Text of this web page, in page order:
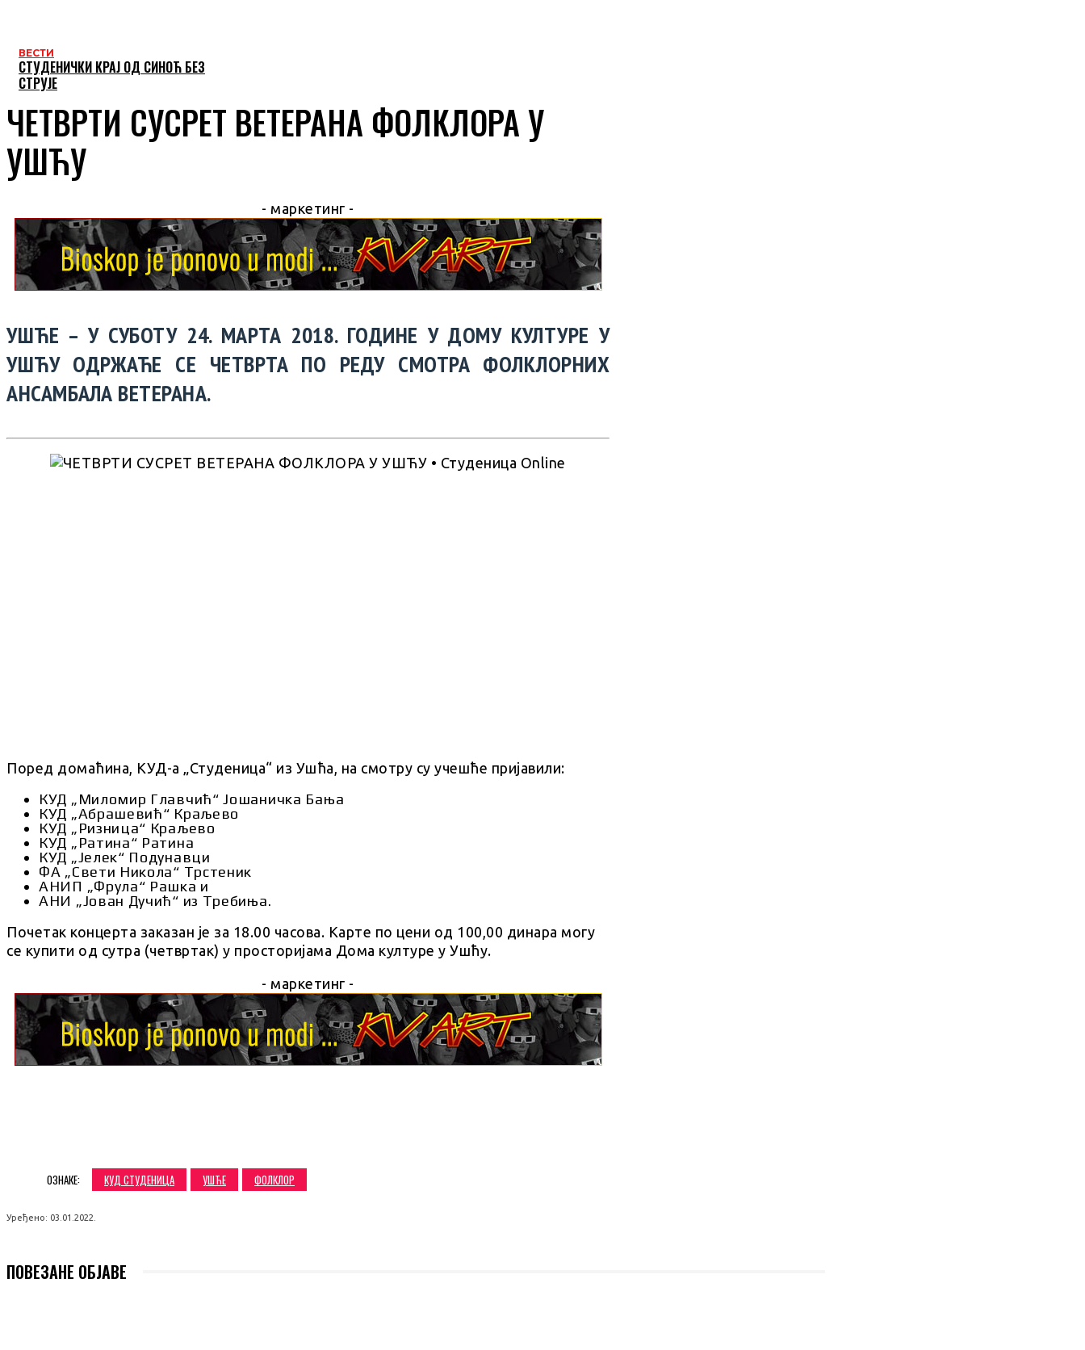
ВЕСТИ
СТУДЕНИЧКИ КРАЈ ОД СИНОЋ БЕЗ
СТРУЈЕ
ЧЕТВРТИ СУСРЕТ ВЕТЕРАНА ФОЛКЛОРА У
УШЋУ
- маркетинг -
УШЋЕ – У СУБОТУ 24. МАРТА 2018. ГОДИНЕ У ДОМУ КУЛТУРЕ У
УШЋУ ОДРЖАЋЕ СЕ ЧЕТВРТА ПО РЕДУ СМОТРА ФОЛКЛОРНИХ
АНСАМБАЛА ВЕТЕРАНА.
Поред домаћина, КУД-а „Студеница“ из Ушћа, на смотру су учешће пријавили:
КУД „Миломир Главчић“ Јошаничка Бања
КУД „Абрашевић“ Краљево
КУД „Ризница“ Краљево
КУД „Ратина“ Ратина
КУД „Јелек“ Подунавци
ФА „Свети Никола“ Трстеник
АНИП „Фрула“ Рашка и
АНИ „Јован Дучић“ из Требиња.
Почетак концерта заказан је за 18.00 часова. Карте по цени од 100,00 динара могу
се купити од сутра (четвртак) у просторијама Дома културе у Ушћу.
- маркетинг -
ОЗНАКЕ: КУД СТУДЕНИЦА УШЋЕ ФОЛКЛОР
Уређено: 03.01.2022.
ПОВЕЗАНЕ ОБЈАВЕ